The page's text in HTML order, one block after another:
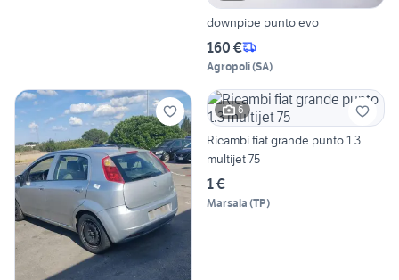
downpipe punto evo
160 €
Agropoli(SA)
6
Ricambi fiat grande punto 1.3
multijet 75
1 €
Marsala (TP)